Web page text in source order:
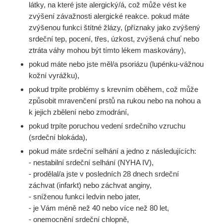
látky, na které jste alergický/á, což může vést ke
zvýšení závažnosti alergické reakce. pokud máte
zvýšenou funkci štítné žlázy, (příznaky jako zvýšený
srdeční tep, pocení, třes, úzkost, zvýšená chuť nebo
ztráta váhy mohou být tímto lékem maskovány),
pokud máte nebo jste měl/a psoriázu (lupénku-vážnou
kožní vyrážku),
pokud trpíte problémy s krevním oběhem, což může
způsobit mravenčení prstů na rukou nebo na nohou a
k jejich zbělení nebo zmodrání,
pokud trpíte poruchou vedení srdečního vzruchu
(srdeční blokáda),
pokud máte srdeční selhání a jedno z následujících:
- nestabilní srdeční selhání (NYHA IV),
- prodělal/a jste v posledních 28 dnech srdeční
záchvat (infarkt) nebo záchvat anginy,
- sníženou funkci ledvin nebo jater,
- je Vám méně než 40 nebo více než 80 let,
- onemocnění srdeční chlopně,